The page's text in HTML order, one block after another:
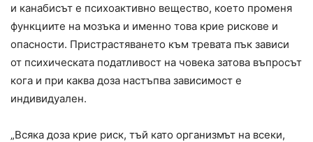
и канабисът е психоактивно вещество, което променя
функциите на мозъка и именно това крие рискове и
опасности. Пристрастяването към тревата пък зависи
от психическата податливост на човека затова въпросът
кога и при каква доза настъпва зависимост е
индивидуален.
„Всяка доза крие риск, тъй като организмът на всеки,